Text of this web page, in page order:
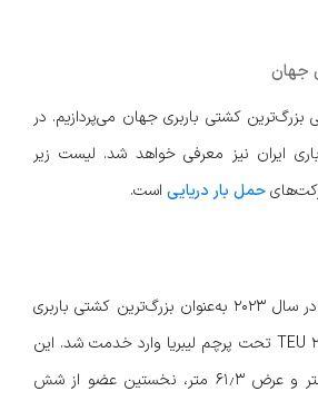
جهان
کشتی باربری جهان می‌پردازیم. در
ایران نیز معرفی خواهد شد. لیست زیر
حمل بار دریایی است.
کشتی باری MSC Irina در سال ۲۰۲۳ به‌عنوان بزرگ‌ترین کشتی باربری
جهان با ظرفیت ۲۴٬۳۴۶ TEU تحت پرچم لیبریا وارد خدمت شد. این
کشتی با طول ۳۹۹٫۹ متر و عرض ۶۱٫۳ متر، نخستین عضو از شش